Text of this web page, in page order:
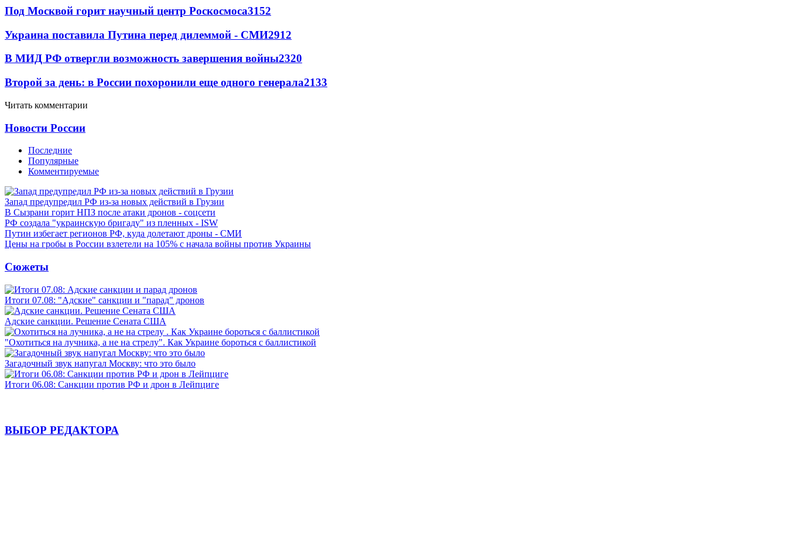
Под Москвой горит научный центр Роскосмоса3152
Украина поставила Путина перед дилеммой - СМИ2912
В МИД РФ отвергли возможность завершения войны2320
Второй за день: в России похоронили еще одного генерала2133
Читать комментарии
Новости России
Последние
Популярные
Комментируемые
Запад предупредил РФ из-за новых действий в Грузии
В Сызрани горит НПЗ после атаки дронов - соцсети
РФ создала "украинскую бригаду" из пленных - ISW
Путин избегает регионов РФ, куда долетают дроны - СМИ
Цены на гробы в России взлетели на 105% с начала войны против Украины
Сюжеты
Итоги 07.08: "Адские" санкции и "парад" дронов
Адские санкции. Решение Сената США
"Охотиться на лучника, а не на стрелу". Как Украине бороться с баллистикой
Загадочный звук напугал Москву: что это было
Итоги 06.08: Санкции против РФ и дрон в Лейпциге
ВЫБОР РЕДАКТОРА